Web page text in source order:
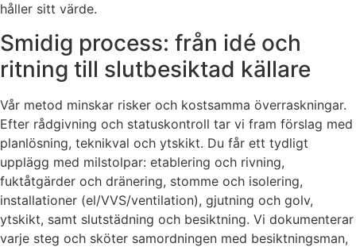
håller sitt värde.
Smidig process: från idé och
ritning till slutbesiktad källare
Vår metod minskar risker och kostsamma överraskningar.
Efter rådgivning och statuskontroll tar vi fram förslag med
planlösning, teknikval och ytskikt. Du får ett tydligt
upplägg med milstolpar: etablering och rivning,
fuktåtgärder och dränering, stomme och isolering,
installationer (el/VVS/ventilation), gjutning och golv,
ytskikt, samt slutstädning och besiktning. Vi dokumenterar
varje steg och sköter samordningen med besiktningsman,